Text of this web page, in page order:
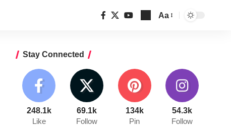
Aa
Stay Connected
248.1k
Like
69.1k
Follow
134k
Pin
54.3k
Follow